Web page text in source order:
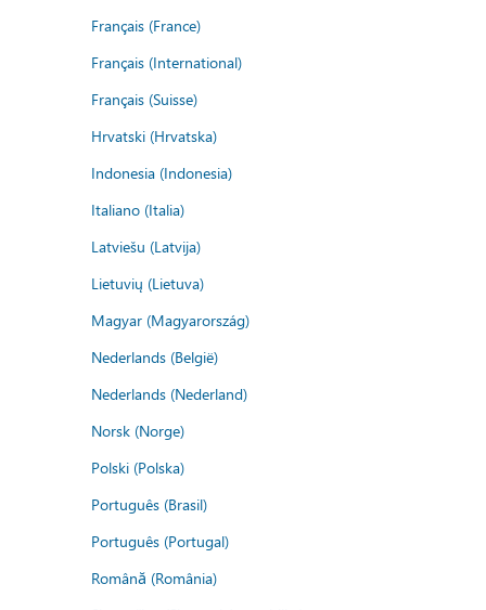
Français (France)
Français (International)
Français (Suisse)
Hrvatski (Hrvatska)
Indonesia (Indonesia)
Italiano (Italia)
Latviešu (Latvija)
Lietuvių (Lietuva)
Magyar (Magyarország)
Nederlands (België)
Nederlands (Nederland)
Norsk (Norge)
Polski (Polska)
Português (Brasil)
Português (Portugal)
Română (România)